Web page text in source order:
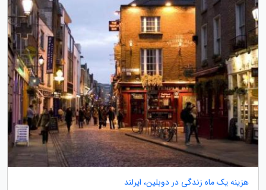
هزینه یک ماه زندگی در دوبلین، ایرلند